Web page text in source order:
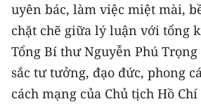
Media Kinh tế
Media Văn hóa
Media Xã hội
uyên bác, làm việc miệt mài,
chặt chẽ giữa lý luận với tổng
Tổng Bí thư Nguyễn Phú
sắc tư tưởng, đạo đức, phong
cách mạng của Chủ tịch Hồ